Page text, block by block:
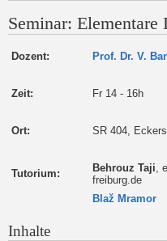
Seminar:
Dozent: Prof. Dr. V.
Zeit: Fr 14 - 16h
Ort: SR 404,
Tutorium: Behrouz Taji ,
freiburg.de
Blaž Mramor
Inhalte